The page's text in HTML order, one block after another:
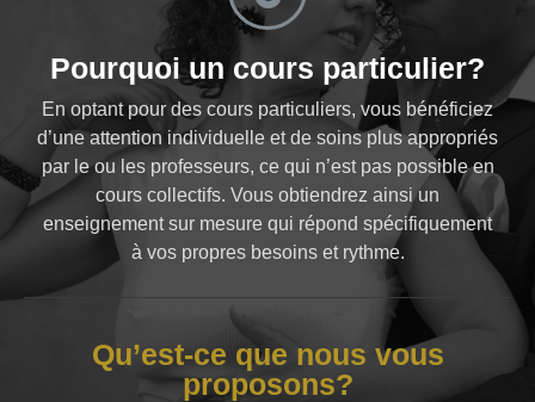
Pourquoi un cours particulier?​
En optant pour des cours particuliers, vous bénéficiez
d’une attention individuelle et de soins plus appropriés
par le ou les professeurs, ce qui n’est pas possible en
cours collectifs. Vous obtiendrez ainsi un
enseignement sur mesure qui répond spécifiquement
à vos propres besoins et rythme.
Qu’est-ce que nous vous
proposons?